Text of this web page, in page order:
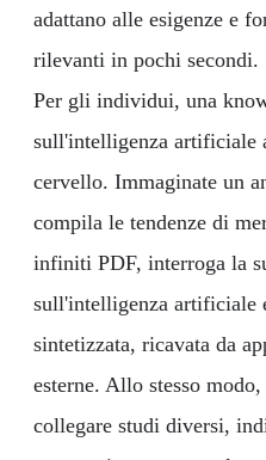
adattano alle esigenze e
rilevanti in pochi secondi.
Per gli individui, una
sull'intelligenza artificiale
cervello. Immaginate un
compila le tendenze di
infiniti PDF, interroga la
sull'intelligenza artificiale
sintetizzata, ricavata da
esterne. Allo stesso
collegare studi diversi,